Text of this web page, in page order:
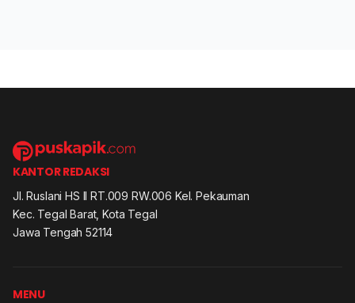
KANTOR REDAKSI
Jl. Ruslani HS II RT.009 RW.006 Kel. Pekauman
Kec. Tegal Barat, Kota Tegal
Jawa Tengah 52114
MENU